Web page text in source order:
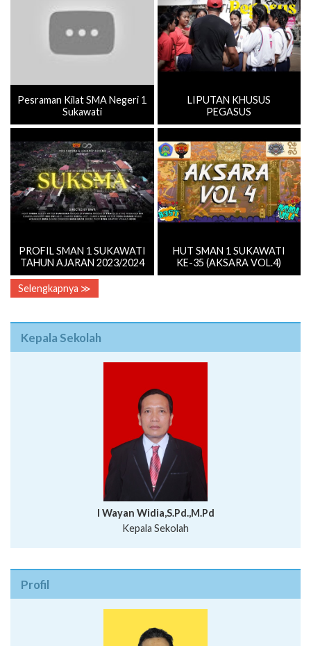
Pesraman Kilat SMA Negeri 1
LIPUTAN KHUSUS
PEGASUS
PROFIL SMAN 1 SUKAWATI
TAHUN AJARAN 2023/2024
HUT SMAN 1 SUKAWATI
KE-35 (AKSARA VOL.4)
Kepala Sekolah
I Wayan Widia,S.Pd.,M.Pd
Kepala Sekolah